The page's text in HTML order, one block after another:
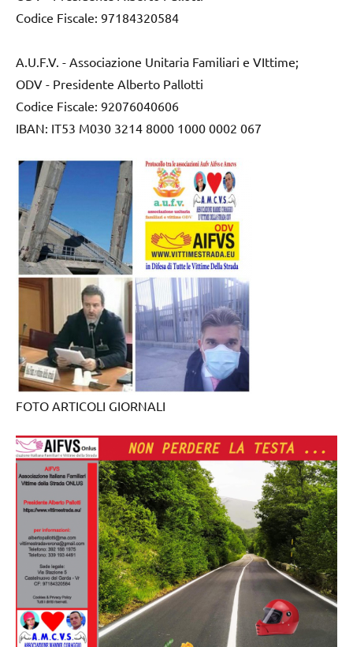
Codice Fiscale: 97184320584
A.U.F.V. - Associazione Unitaria Familiari e VIttime;
ODV - Presidente Alberto Pallotti
Codice Fiscale: 92076040606
IBAN: IT53 M030 3214 8000 1000 0002 067
FOTO ARTICOLI GIORNALI